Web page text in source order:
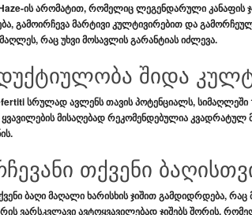
ის არომატით, რომელიცლეგენდარული კანაფის
გამოირჩევამარტივი კულტივირებითდა
, რაც უხვიმოსავლისგარანტიას იძლევა.
შიდა
სრულად ავლენს თავის პოტენციალს, სიმაღლეში
მისაღებად რეკომენდებულიაკვადრატულ
თქვენი
ბაღიმაღალი ხარისხის ჯიშითგამდიდრდება, რაც
ვარსკვლავი ავტოყვავილებად ჯიშებს შორის,